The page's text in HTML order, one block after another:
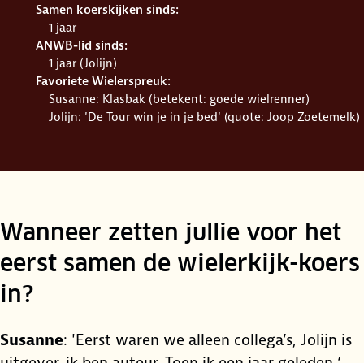
Samen koerskijken sinds:
1 jaar
ANWB-lid sinds:
1 jaar (Jolijn)
Favoriete Wielerspreuk:
Susanne: Klasbak (betekent: goede wielrenner)
Jolijn: 'De Tour win je in je bed' (quote: Joop Zoetemelk)
Wanneer zetten jullie voor het
eerst samen de wielerkijk-koers
in?
Susanne: 'Eerst waren we alleen collega’s, Jolijn is